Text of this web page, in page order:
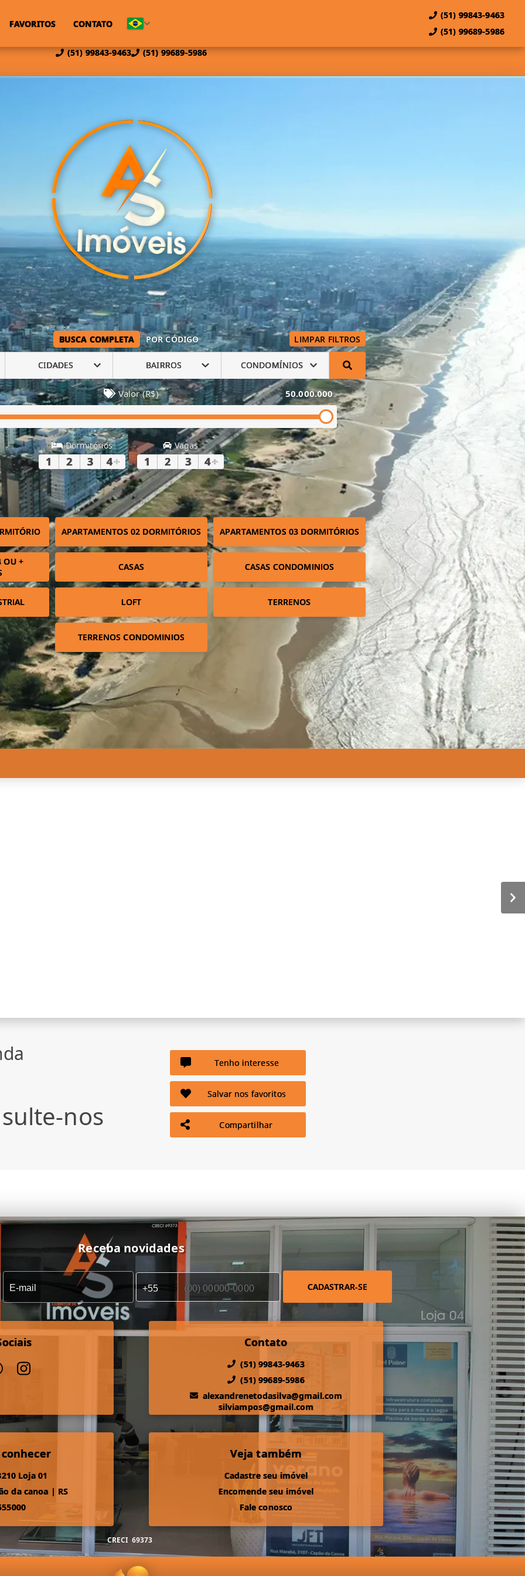
(51) 99843-9463 (51) 99689-5986
FAVORITOS CONTATO
(51) 99843-9463
(51) 99689-5986
BUSCA COMPLETA POR CÓDIGO LIMPAR FILTROS
CIDADES BAIRROS CONDOMÍNIOS
Valor (R$) 50.000.000
Dormitórios
1 2 3 4+
Vagas
1 2 3 4+
APARTAMENTOS 02 DORMITÓRIOS APARTAMENTOS 03 DORMITÓRIOS
OU +
CASAS CASAS CONDOMINIOS
LOFT TERRENOS
TERRENOS CONDOMINIOS
nos
Tenho interesse
Salvar nos favoritos
Compartilhar
Receba novidades
CADASTRAR-SE
Contato
(51) 99843-9463
(51) 99689-5986
alexandrenetodasilva@gmail.com
silviampos@gmail.com
Loja 01
da canoa | RS
Veja também
Cadastre seu imóvel
Encomende seu imóvel
Fale conosco
CRECI 69373